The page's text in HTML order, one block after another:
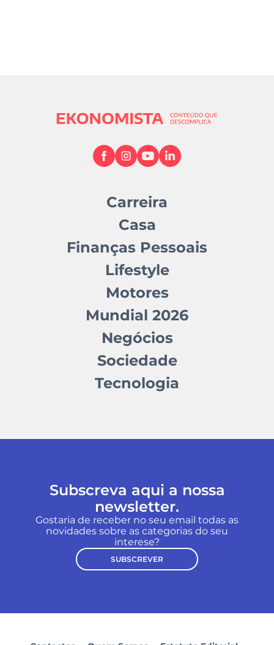
Carreira
Casa
Finanças Pessoais
Lifestyle
Motores
Mundial 2026
Negócios
Sociedade
Tecnologia
Subscreva aqui a nossa
newsletter.
Gostaria de receber no seu email todas as
novidades sobre as categorias do seu
interese?
SUBSCREVER